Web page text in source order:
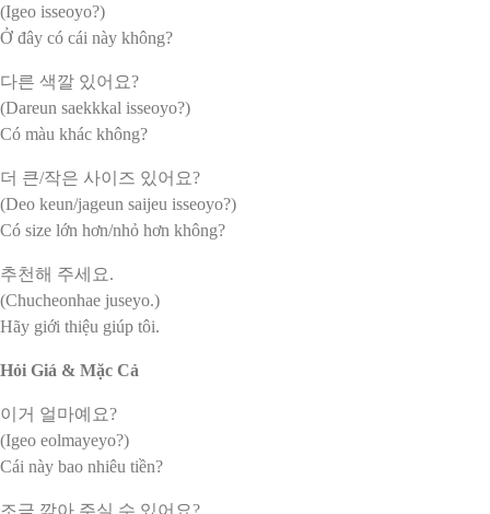
(Igeo isseoyo?)
Ở đây có cái này không?
다른 색깔 있어요?
(Dareun saekkkal isseoyo?)
Có màu khác không?
더 큰/작은 사이즈 있어요?
(Deo keun/jageun saijeu isseoyo?)
Có size lớn hơn/nhỏ hơn không?
추천해 주세요.
(Chucheonhae juseyo.)
Hãy giới thiệu giúp tôi.
Hỏi Giá & Mặc Cả
이거 얼마예요?
(Igeo eolmayeyo?)
Cái này bao nhiêu tiền?
조금 깎아 주실 수 있어요?